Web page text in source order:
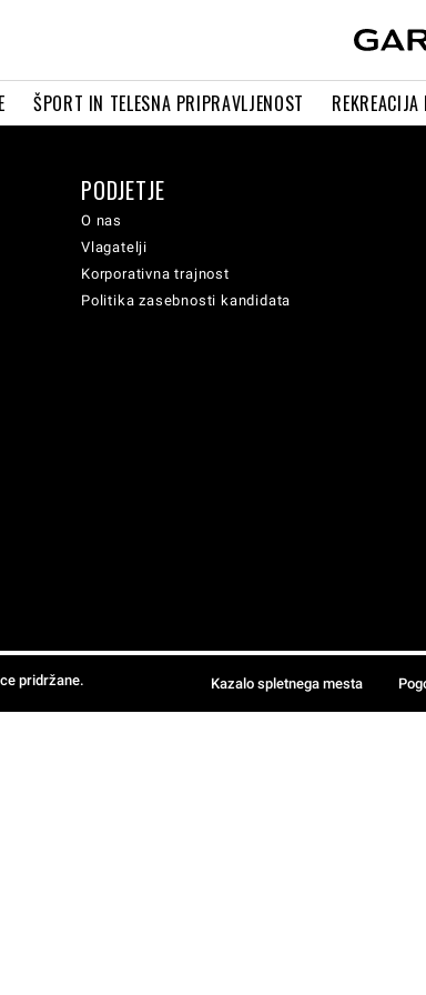
ŠPORT IN TELESNA PRIPRAVLJENOST
PODJETJE
O nas
Vlagatelji
Korporativna trajnost
Politika zasebnosti kandidata
pridržane. Kazalo spletnega mesta